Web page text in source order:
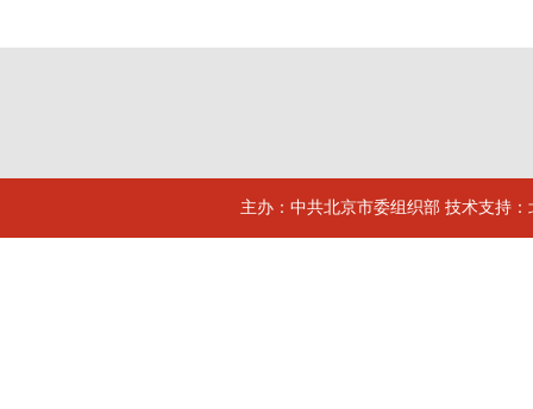
主办：中共北京市委组织部 技术支持